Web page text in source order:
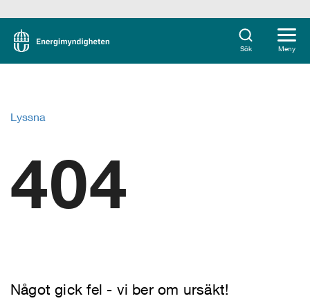
Sök Meny
Lyssna
404
Något gick fel - vi ber om ursäkt!